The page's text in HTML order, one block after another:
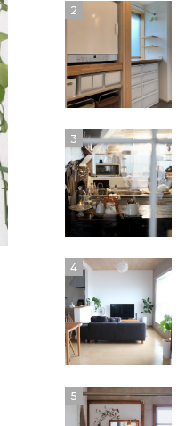
2
3
4
5